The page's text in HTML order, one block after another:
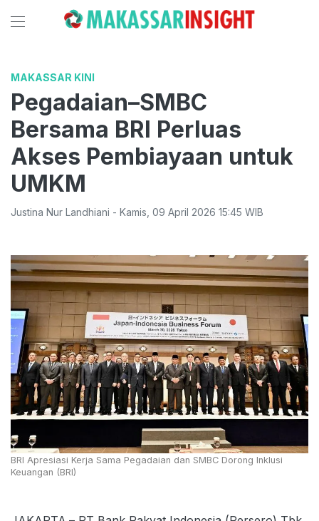
MAKASSAR KINI
Pegadaian–SMBC
Bersama BRI Perluas
Akses Pembiayaan untuk
UMKM
Justina Nur Landhiani - Kamis 09 April 2026 15:45 WIB
BRI Apresiasi Kerja Sama Pegadaian dan SMBC Dorong Inklusi
Keuangan (BRI)